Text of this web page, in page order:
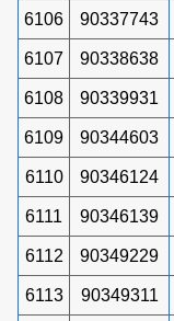
6106 90337743
6107 90338638
6108 90339931
6109 90344603
6110 90346124
6111 90346139
6112 90349229
6113 90349311